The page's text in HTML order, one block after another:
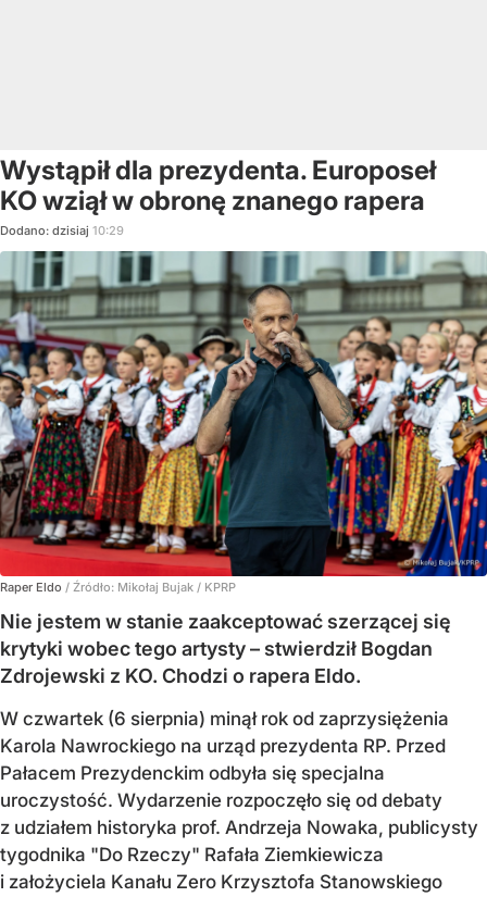
Wystąpił dla prezydenta. Europoseł
KO wziął w obronę znanego rapera
Dodano: dzisiaj 10:29
Raper Eldo / Źródło: Mikołaj Bujak / KPRP
Nie jestem w stanie zaakceptować szerzącej się
krytyki wobec tego artysty – stwierdził Bogdan
Zdrojewski z KO. Chodzi o rapera Eldo.
W czwartek (6 sierpnia) minął rok od zaprzysiężenia
Karola Nawrockiego na urząd prezydenta RP. Przed
Pałacem Prezydenckim odbyła się specjalna
uroczystość. Wydarzenie rozpoczęło się od debaty
z udziałem historyka prof. Andrzeja Nowaka, publicysty
tygodnika "Do Rzeczy" Rafała Ziemkiewicza
i założyciela Kanału Zero Krzysztofa Stanowskiego